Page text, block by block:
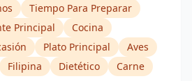
Tiempo Para Preparar
Principal
Cocina
Plato Principal
Aves
Filipina Dietético Carne